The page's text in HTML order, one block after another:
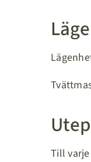
Till